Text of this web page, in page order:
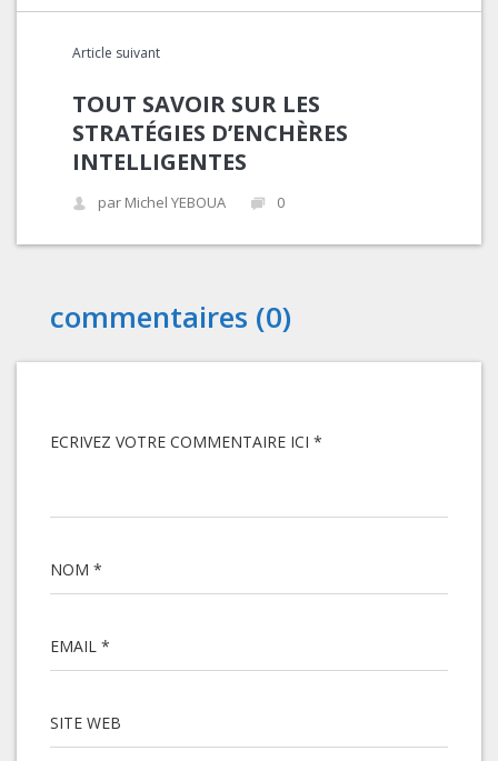
Article suivant
TOUT SAVOIR SUR LES
STRATÉGIES D’ENCHÈRES
INTELLIGENTES
par Michel YEBOUA 0
commentaires (0)
ECRIVEZ VOTRE COMMENTAIRE ICI *
NOM *
EMAIL *
SITE WEB